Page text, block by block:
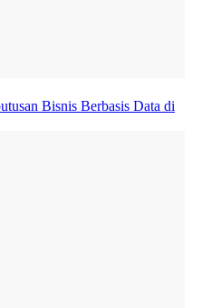
Bisnis Berbasis Data di